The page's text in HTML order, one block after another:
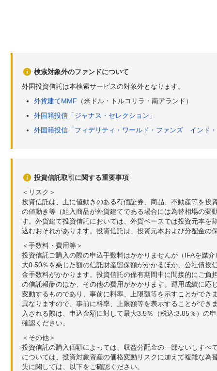
検索対象外のファンドについて
外国投資信託は本検索サービスの対象外となります。
外貨建てMMF （米ドル・トルコリラ・南アランド）
外国籍投信「ジャナス・セレクション」
外国籍投信「フィデリティ・ワールド・ファンズ インド
投資信託取引に関する重要事項
＜リスク＞
投資信託は、主に値動きのある有価証券、商品、不動産等を
の値動き等（組入商品が外貨建てである場合には為替相場の
す。外貨建て投資信託においては、外貨ベースでは投資元本
込むおそれがあります。投資信託は、投資元本および分配金の
＜手数料・費用等＞
投資信託ご購入の際の申込手数料はかかりませんが（IFAを媒
大0.50％を乗じた額の信託財産留保額がかかるほか、公社債
金手数料がかかります。投資信託の保有期間中に間接的にご
の信託報酬のほか、その他の費用がかかります。運用成績に
変動するものであり、事前に料率、上限額等を示すことがで
異なりますので、事前に料率、上限額等を表示することがで
入される際は、申込金額に対して最大3.5％（税込:3.85％）の
確認ください。
＜その他＞
投資信託の購入価額によっては、収益分配金の一部ないしす
については、投資対象資産の価格変動リスクに加えて複雑な
失に関しては、以下をご確認ください。